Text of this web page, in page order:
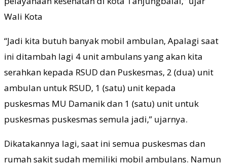
Wali Kota
“Jadi kita butuh banyak mobil ambulan, Apalagi saat
ini ditambah lagi 4 unit ambulans yang akan kita
serahkan kepada RSUD dan Puskesmas, 2 (dua) unit
ambulan untuk RSUD, 1 (satu) unit kepada
puskesmas MU Damanik dan 1 (satu) unit untuk
puskesmas puskesmas semula jadi,” ujarnya.
Dikatakannya lagi, saat ini semua puskesmas dan
rumah sakit sudah memiliki mobil ambulans. Namun